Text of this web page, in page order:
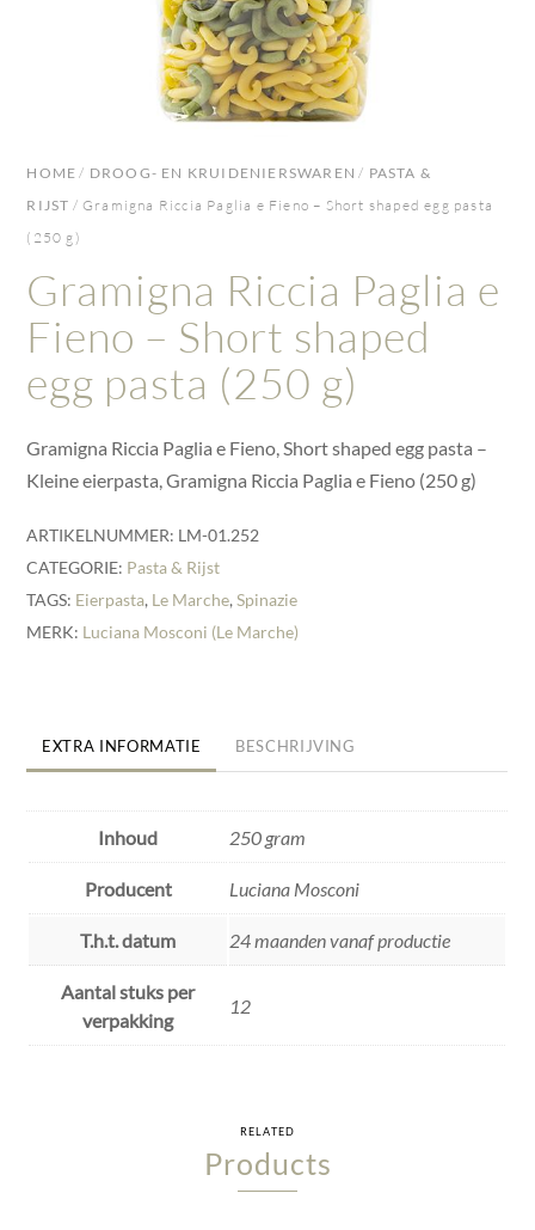
HOME / DROOG- EN KRUIDENIERSWAREN / PASTA &
RIJST / Gramigna Riccia Paglia e Fieno – Short shaped egg pasta
(250 g)
Gramigna Riccia Paglia e
Fieno – Short shaped
egg pasta (250 g)
Gramigna Riccia Paglia e Fieno, Short shaped egg pasta –
Kleine eierpasta, Gramigna Riccia Paglia e Fieno (250 g)
ARTIKELNUMMER: LM-01.252
CATEGORIE: Pasta & Rijst
TAGS: Eierpasta, Le Marche,Spinazie
MERK: Luciana Mosconi (Le Marche)
EXTRA INFORMATIE BESCHRIJVING
Inhoud 250 gram
Producent Luciana Mosconi
T.h.t. datum 24 maanden vanaf productie
Aantal stuks per
verpakking
12
RELATED
Products